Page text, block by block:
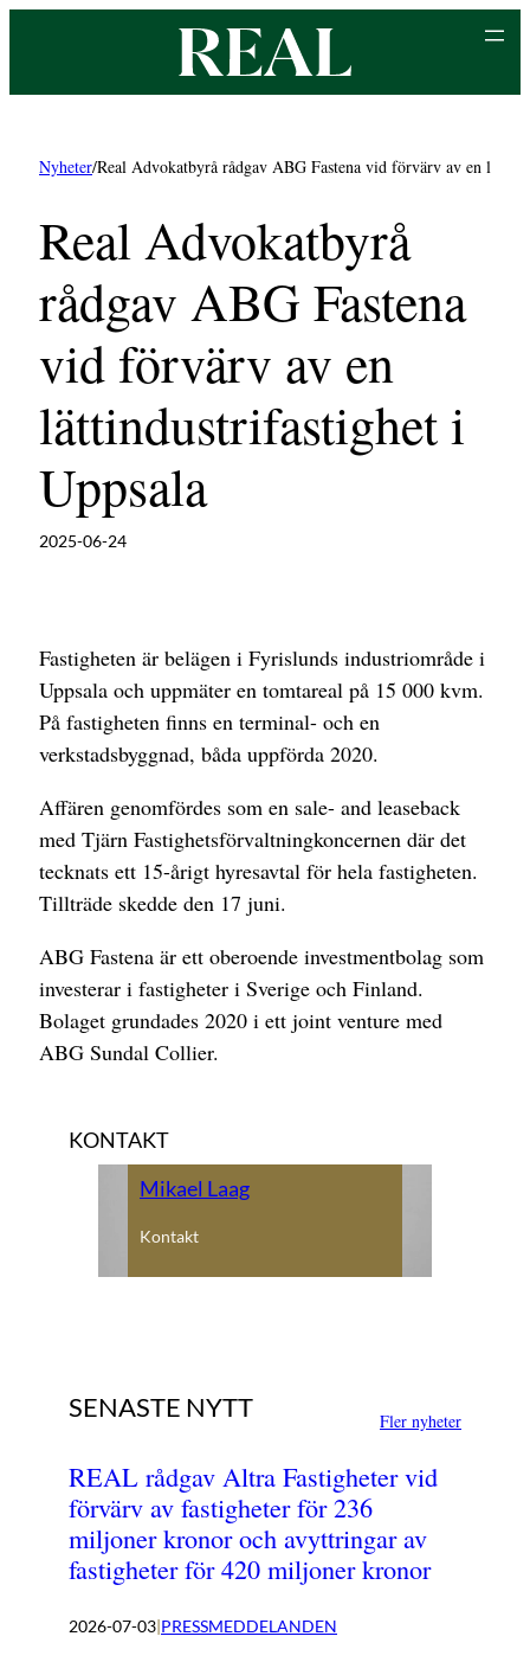
innehåll
Nyheter/Real Advokatbyrå rådgav ABG Fastena vid förvärv av en
Real Advokatbyrå
rådgav ABG Fastena
vid förvärv av en
lättindustrifastighet i
Uppsala
2025-06-24
Fastigheten är belägen i Fyrislunds industriområde i
Uppsala och uppmäter en tomtareal på 15 000 kvm.
På fastigheten finns en terminal- och en
verkstadsbyggnad, båda uppförda 2020.
Affären genomfördes som en sale- and leaseback
med Tjärn Fastighetsförvaltningkoncernen där det
tecknats ett 15-årigt hyresavtal för hela fastigheten.
Tillträde skedde den 17 juni.
ABG Fastena är ett oberoende investmentbolag som
investerar i fastigheter i Sverige och Finland.
Bolaget grundades 2020 i ett joint venture med
ABG Sundal Collier.
KONTAKT
Mikael Laag
Kontakt
SENASTE NYTT Fler nyheter
REAL rådgav Altra Fastigheter vid
förvärv av fastigheter för 236
miljoner kronor och avyttringar av
fastigheter för 420 miljoner kronor
2026-07-03|PRESSMEDDELANDEN